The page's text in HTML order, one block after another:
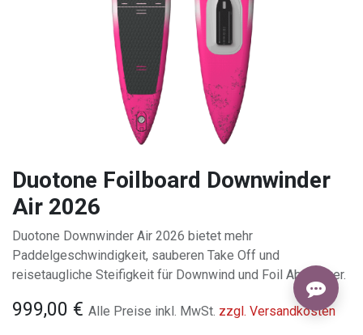
Duotone Foilboard Downwinder
Air 2026
Duotone Downwinder Air 2026 bietet mehr
Paddelgeschwindigkeit, sauberen Take Off und
reisetaugliche Steifigkeit für Downwind und Foil Abenteuer.
999,00 € Alle Preise inkl. MwSt. zzgl. Versandkosten